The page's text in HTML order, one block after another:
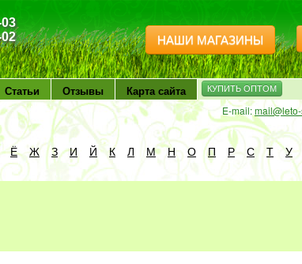
НАШИ МАГАЗИНЫ
Статьи Отзывы Карта сайта КУПИТЬ ОПТОМ
E-mail:
Ё Ж З И Й К Л М Н О П Р С Т У